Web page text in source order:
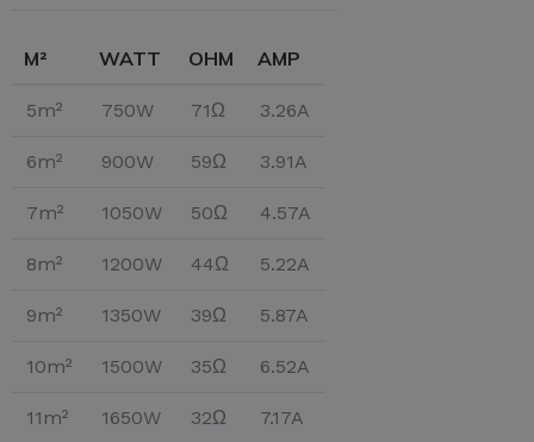
M² WATT OHM AMP
5m² 750W 71Ω 3.26A
6m² 900W 59Ω 3.91A
7m² 1050W 50Ω 4.57A
8m² 1200W 44Ω 5.22A
9m² 1350W 39Ω 5.87A
10m² 1500W 35Ω 6.52A
11m² 1650W 32Ω 7.17A